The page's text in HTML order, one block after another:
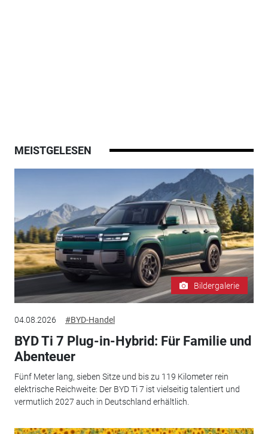
MEISTGELESEN
Bildergalerie
04.08.2026 #BYD-Handel
BYD Ti 7 Plug-in-Hybrid: Für Familie und
Abenteuer
Fünf Meter lang, sieben Sitze und bis zu 119 Kilometer rein
elektrische Reichweite: Der BYD Ti 7 ist vielseitig talentiert und
vermutlich 2027 auch in Deutschland erhältlich.